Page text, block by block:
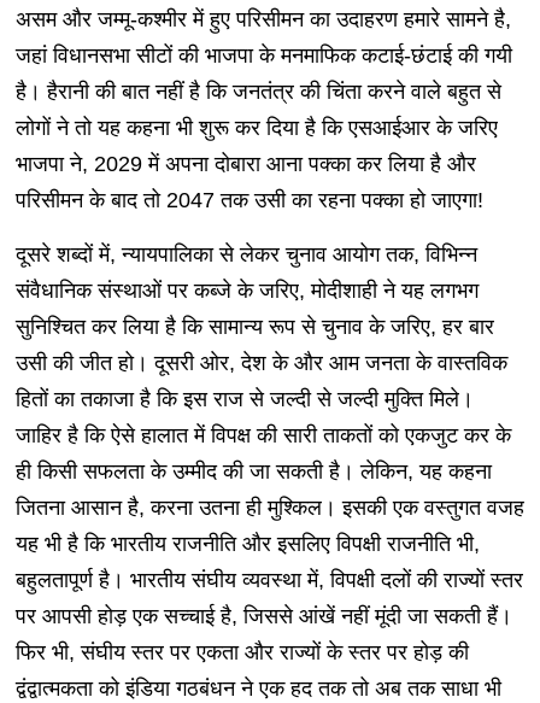
असम और जम्मू-कश्मीर में हुए परिसीमन का उदाहरण हमारे सामने है,
जहां विधानसभा सीटों की भाजपा के मनमाफिक कटाई-छंटाई की गयी
है। हैरानी की बात नहीं है कि जनतंत्र की चिंता करने वाले बहुत से
लोगों ने तो यह कहना भी शुरू कर दिया है कि एसआईआर के जरिए
भाजपा ने, 2029 में अपना दोबारा आना पक्का कर लिया है और
परिसीमन के बाद तो 2047 तक उसी का रहना पक्का हो जाएगा!
दूसरे शब्दों में, न्यायपालिका से लेकर चुनाव आयोग तक, विभिन्न
संवैधानिक संस्थाओं पर कब्जे के जरिए, मोदीशाही ने यह लगभग
सुनिश्चित कर लिया है कि सामान्य रूप से चुनाव के जरिए, हर बार
उसी की जीत हो। दूसरी ओर, देश के और आम जनता के वास्तविक
हितों का तकाजा है कि इस राज से जल्दी से जल्दी मुक्ति मिले।
जाहिर है कि ऐसे हालात में विपक्ष की सारी ताकतों को एकजुट कर के
ही किसी सफलता के उम्मीद की जा सकती है। लेकिन, यह कहना
जितना आसान है, करना उतना ही मुश्किल। इसकी एक वस्तुगत वजह
यह भी है कि भारतीय राजनीति और इसलिए विपक्षी राजनीति भी,
बहुलतापूर्ण है। भारतीय संघीय व्यवस्था में, विपक्षी दलों की राज्यों स्तर
पर आपसी होड़ एक सच्चाई है, जिससे आंखें नहीं मूंदी जा सकती हैं।
फिर भी, संघीय स्तर पर एकता और राज्यों के स्तर पर होड़ की
द्वंद्वात्मकता को इंडिया गठबंधन ने एक हद तक तो अब तक साधा भी